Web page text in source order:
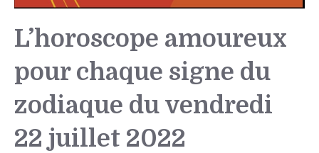
L’horoscope amoureux
pour chaque signe du
zodiaque du vendredi
22 juillet 2022